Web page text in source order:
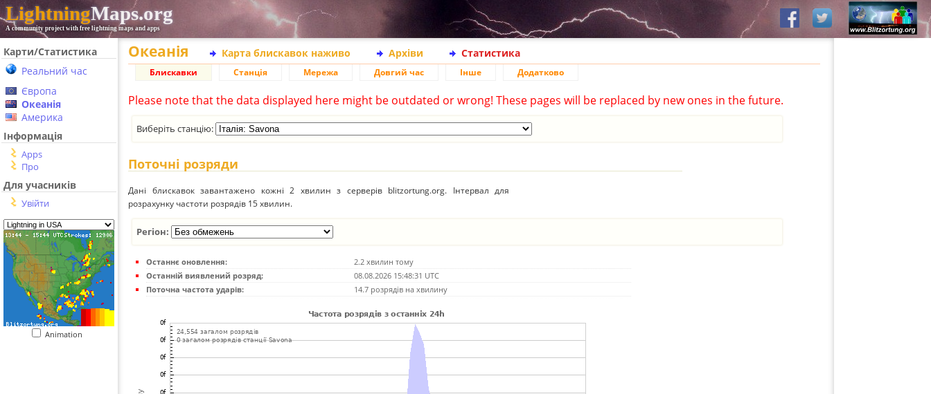
LightningMaps.org
A community project with free lightning maps and apps
Карти/Статистика
Реальний час
Європа
Океанія
Америка
Інформація
Apps
Про
Для учасників
Увійти
Animation
Океанія Карта блискавок наживо Архіви Статистика
Блискавки Станція Мережа Довгий час Інше Додатково
Please note that the data displayed here might be outdated or wrong! These pages will be replaced by new ones in the future.
Виберіть станцію:
Поточні розряди
Дані блискавок завантажено кожні 2 хвилин з серверів blitzortung.org. Інтервал для
розрахунку частоти розрядів 15 хвилин.
Регіон:
Останнє оновлення:
2.2 хвилин тому
Останній виявлений розряд:
08.08.2026 15:48:31 UTC
Поточна частота ударів:
14.7 розрядів на хвилину